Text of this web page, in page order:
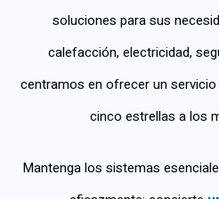
soluciones para sus
calefacción, electricidad,
centramos en ofrecer un
cinco estrellas a los
Mantenga los sistemas